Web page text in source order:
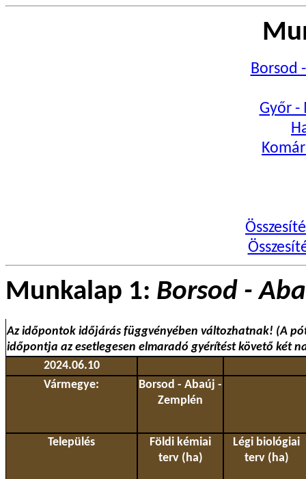
Borsod
Győr -
Munkalap 1: Borsod -
Az időpontok időjárás függvényében változhatnak! (A
időpontja az esetlegesen elmaradó gyérítést követő két
2024.06.10
Vármegye:
Borsod - Abaúj -
Zemplén
Település
Földi kémiai
terv (ha)
Légi biológiai
terv (ha)